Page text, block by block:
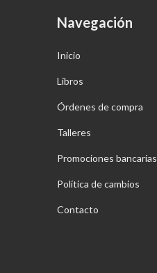
Navegación
Inicio
Libros
Órdenes de compra
Talleres
Promociones bancarias
Política de cambios
Contacto